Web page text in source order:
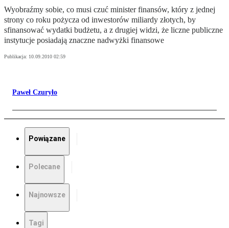
Wyobraźmy sobie, co musi czuć minister finansów, który z jednej
strony co roku pożycza od inwestorów miliardy złotych, by
sfinansować wydatki budżetu, a z drugiej widzi, że liczne publiczne
instytucje posiadają znaczne nadwyżki finansowe
Publikacja: 10.09.2010 02:59
Paweł Czuryło
Powiązane
Polecane
Najnowsze
Tagi